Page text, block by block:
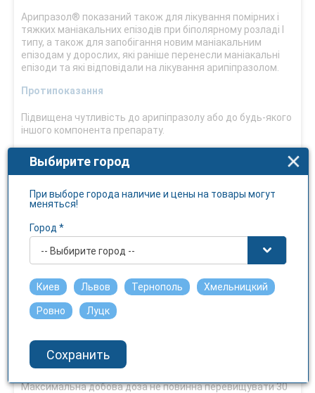
Арипразол® показаний також для лікування помірних і
тяжких маніакальних епізодів при біполярному розладі I
типу, а також для запобігання новим маніакальним
епізодам у дорослих, які раніше перенесли маніакальні
епізоди та які відповідали на лікування арипіпразолом.
Протипоказання
Підвищена чутливість до арипіпразолу або до будь-якого
іншого компонента препарату.
Спосіб застосування та дози
Арипразол® призначений для перорального
застосування.
Дорослі
Шизофренія. Рекомендована початкова доза препарату
Арипразол® становить 10 або 15 мг/добу, а підтримуюча
доза – 15 мг/добу. Цю дозу приймають 1 раз на добу
незалежно від вживання їжі.
Арипразол® ефективний у діапазоні доз від 10 до 30 мг/
перевищують добову дозу 15 мг, продемонстровано не
було, хоча окремим пацієнтам може бути корисна
підвищена доза.
Максимальна добова доза не повинна перевищувати 30
Выбирите город
При выборе города наличие и цены на товары могут
меняться!
Город *
-- Выбирите город --
Киев Львов Тернополь Хмельницкий
Ровно Луцк
Сохранить